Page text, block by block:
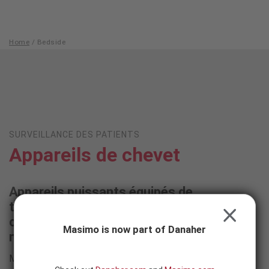
Home / Bedside
SURVEILLANCE DES PATIENTS
Appareils de chevet
Appareils puissants équipés de
technologies de surveillance, de
connectivité et d’automatisation de
nouvelle génération
Masimo propose une variété d’appareils de surveillance
Masimo is now part of Danaher
CLOSE